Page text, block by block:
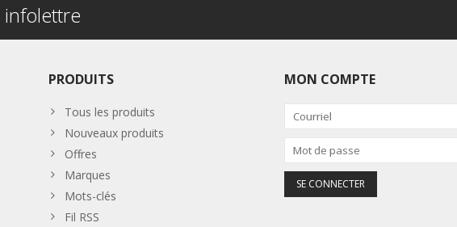
PRODUITS
Tous les produits
Nouveaux produits
Offres
Marques
Mots-clés
Fil RSS
MON COMPTE